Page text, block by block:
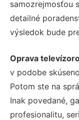
samozrejmosťou
detailné
výsledok bude
Oprava
v podobe
Potom ste na
Inak povedané,
profesionalitu,